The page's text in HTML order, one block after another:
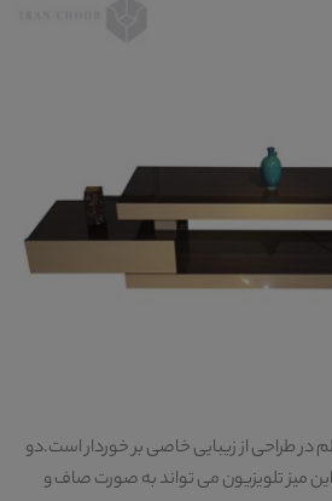
در طراحی از زیبایی خاصی بر خوردار است.دو
میز تلویزیون می تواند به صورت صاف و